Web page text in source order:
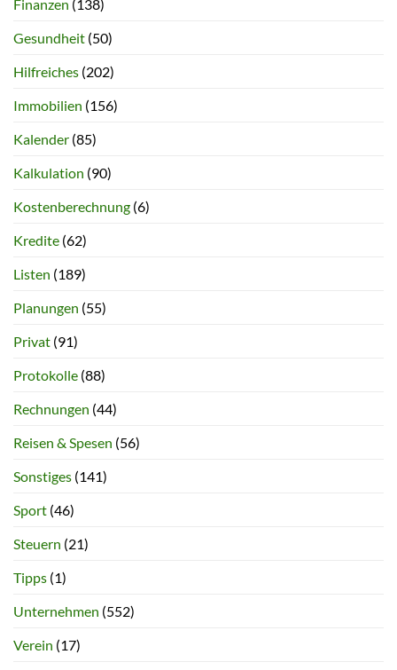
Finanzen (138)
Gesundheit (50)
Hilfreiches (202)
Immobilien (156)
Kalender (85)
Kalkulation (90)
Kostenberechnung (6)
Kredite (62)
Listen (189)
Planungen (55)
Privat (91)
Protokolle (88)
Rechnungen (44)
Reisen & Spesen (56)
Sonstiges (141)
Sport (46)
Steuern (21)
Tipps (1)
Unternehmen (552)
Verein (17)